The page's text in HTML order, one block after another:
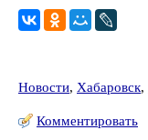
Новости, Хабаровск,
Комментировать